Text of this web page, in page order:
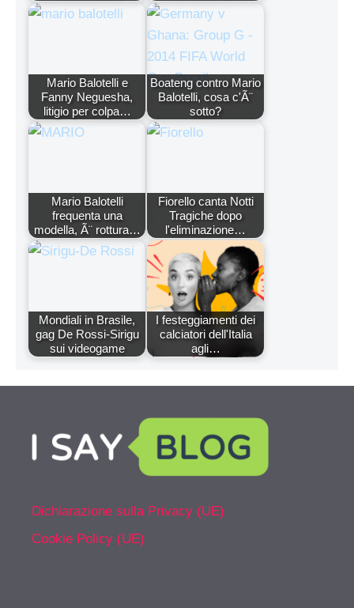
Mario Balotelli e
Fanny Neguesha,
litigio per colpa…
Boateng contro Mario
Balotelli, cosa c'Ã¨
sotto?
Mario Balotelli
frequenta una
modella, Ã¨ rottura…
Fiorello canta Notti
Tragiche dopo
l'eliminazione…
Mondiali in Brasile,
gag De Rossi-Sirigu
sui videogame
I festeggiamenti dei
calciatori dell'Italia
agli…
Dichiarazione sulla Privacy (UE)
Cookie Policy (UE)